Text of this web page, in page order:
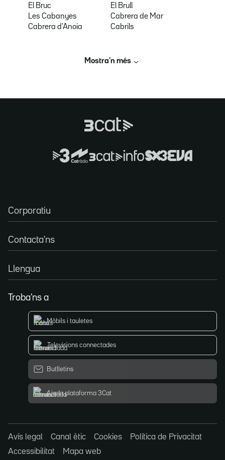
El Bruc
El Brull
Les Cabanyes
Cabrera de Mar
Cabrera d'Anoia
Cabrils
Mostra’n més
Corporatiu
Contacta'ns
Llengua
Troba'ns a
Mòbils i tauletes
Televisions connectades
Butlletins
Ajuda plataforma 3Cat
Avís legal Canal ètic Cookies
Política de Privacitat
Accessibilitat
Mapa web